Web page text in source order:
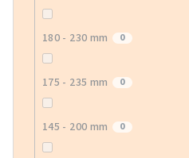
180 - 230 mm 0
175 - 235 mm 0
145 - 200 mm 0